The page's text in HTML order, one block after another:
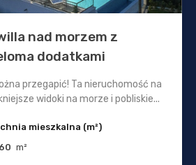
nad morzem z
dodatkami
przegapić! Ta nieruchomość na
widoki na morze i pobliskie...
mieszkalna (m²)
m²